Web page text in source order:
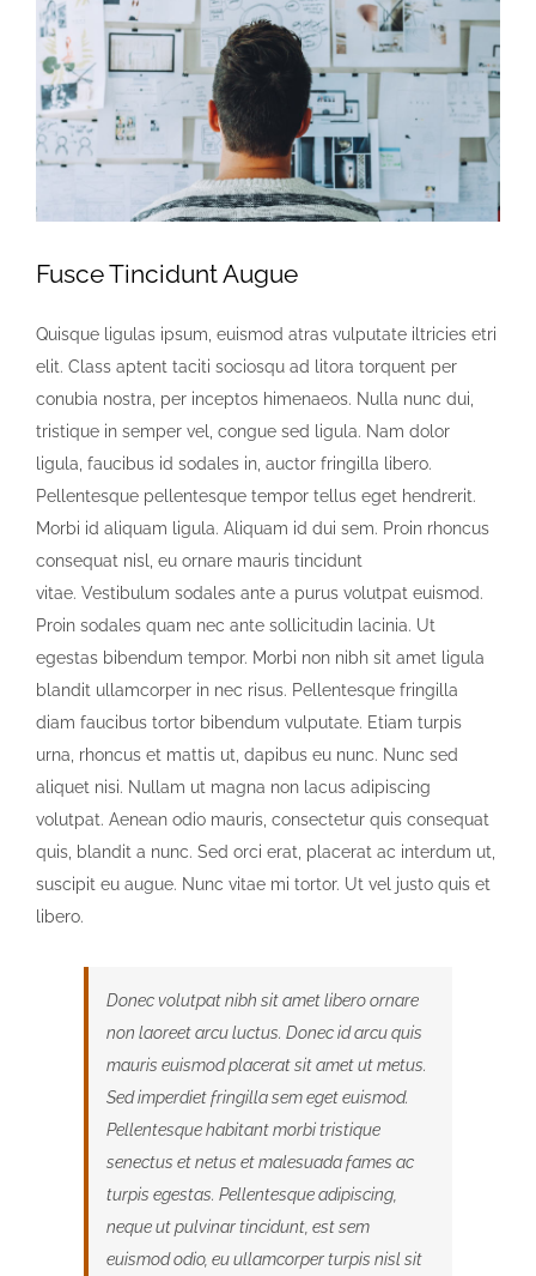
imagen
más
grande
Fusce Tincidunt Augue
Quisque ligulas ipsum, euismod atras vulputate iltricies etri
elit. Class aptent taciti sociosqu ad litora torquent per
conubia nostra, per inceptos himenaeos. Nulla nunc dui,
tristique in semper vel, congue sed ligula. Nam dolor
ligula, faucibus id sodales in, auctor fringilla libero.
Pellentesque pellentesque tempor tellus eget hendrerit.
Morbi id aliquam ligula. Aliquam id dui sem. Proin rhoncus
consequat nisl, eu ornare mauris tincidunt
vitae. Vestibulum sodales ante a purus volutpat euismod.
Proin sodales quam nec ante sollicitudin lacinia. Ut
egestas bibendum tempor. Morbi non nibh sit amet ligula
blandit ullamcorper in nec risus. Pellentesque fringilla
diam faucibus tortor bibendum vulputate. Etiam turpis
urna, rhoncus et mattis ut, dapibus eu nunc. Nunc sed
aliquet nisi. Nullam ut magna non lacus adipiscing
volutpat. Aenean odio mauris, consectetur quis consequat
quis, blandit a nunc. Sed orci erat, placerat ac interdum ut,
suscipit eu augue. Nunc vitae mi tortor. Ut vel justo quis et
libero.
Donec volutpat nibh sit amet libero ornare
non laoreet arcu luctus. Donec id arcu quis
mauris euismod placerat sit amet ut metus.
Sed imperdiet fringilla sem eget euismod.
Pellentesque habitant morbi tristique
senectus et netus et malesuada fames ac
turpis egestas. Pellentesque adipiscing,
neque ut pulvinar tincidunt, est sem
euismod odio, eu ullamcorper turpis nisl sit